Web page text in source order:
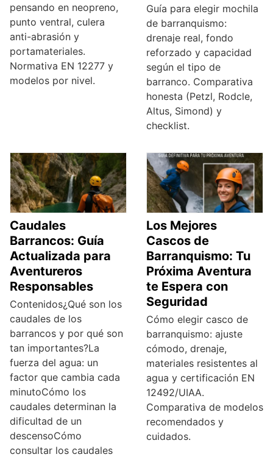
pensando en neopreno,
punto ventral, culera
anti-abrasión y
portamateriales.
Normativa EN 12277 y
modelos por nivel.
Guía para elegir mochila
de barranquismo:
drenaje real, fondo
reforzado y capacidad
según el tipo de
barranco. Comparativa
honesta (Petzl, Rodcle,
Altus, Simond) y
checklist.
Caudales
Barrancos: Guía
Actualizada para
Aventureros
Responsables
Contenidos¿Qué son los
caudales de los
barrancos y por qué son
tan importantes?La
fuerza del agua: un
factor que cambia cada
minutoCómo los
caudales determinan la
dificultad de un
descensoCómo
consultar los caudales
Los Mejores
Cascos de
Barranquismo: Tu
Próxima Aventura
te Espera con
Seguridad
Cómo elegir casco de
barranquismo: ajuste
cómodo, drenaje,
materiales resistentes al
agua y certificación EN
12492/UIAA.
Comparativa de modelos
recomendados y
cuidados.